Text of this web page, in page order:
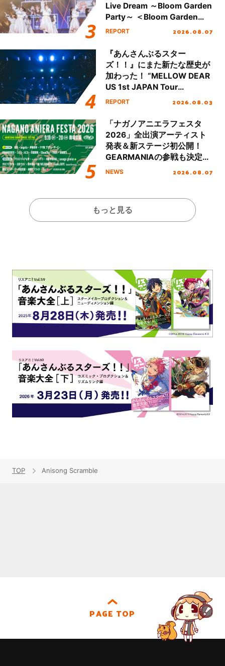
Live Dream ～Bloom Garden
Party～ ＜Bloom Garden
Party Stage／埼玉公演＞”
REPORT 2026.08.07
『あんさんぶるスター
ズ！！』にまた新たな歴史が
加わった！ “MELLOW DEAR
US 1st JAPAN Tour
Final「NICE to meet YOU
ート!!
REPORT 2026.08.03
「ナガノアニエラフェスタ
2026」全出演アーティスト
発表＆新ステージ初公開！
GEARMANIAの参戦も決定
し、初となる第3ステージの
NEWS 2026.08.07
もっと見る
TOP Anisong Scramble
PAGE TOP